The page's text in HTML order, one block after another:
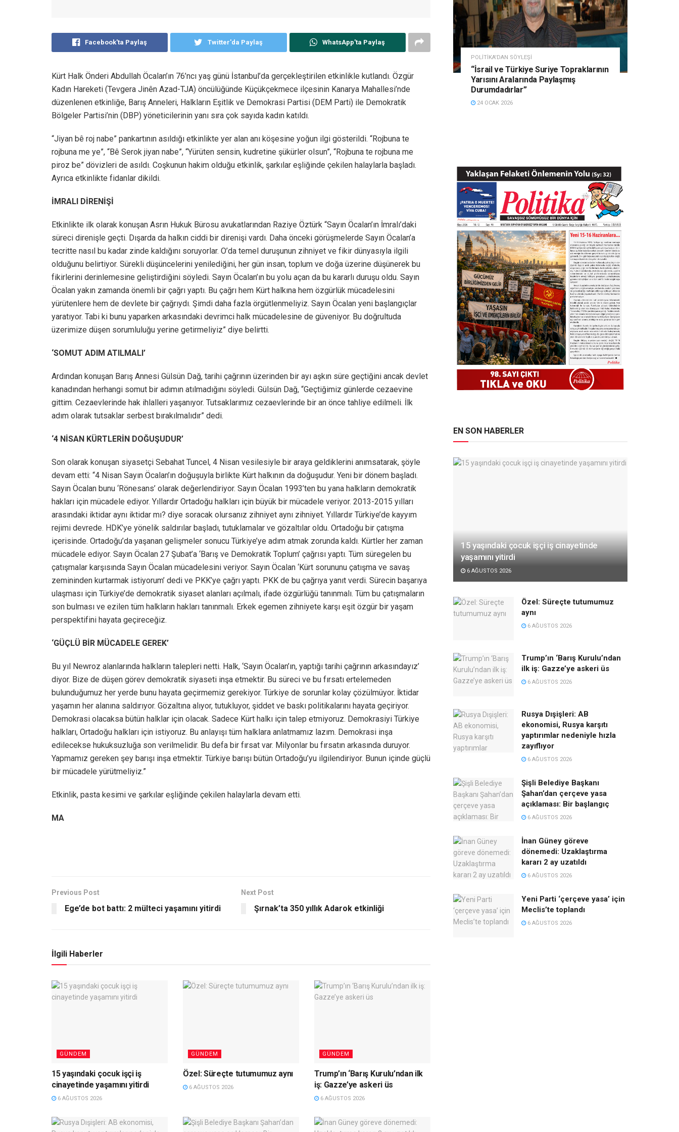
Facebook'ta Paylaş Twitter'da Paylaş WhatsApp'ta Paylaş
Kürt Halk Önderi Abdullah Öcalan’ın 76’ncı yaş günü İstanbul’da gerçekleştirilen etkinlikle kutlandı. Özgür
Kadın Hareketi (Tevgera Jinên Azad-TJA) öncülüğünde Küçükçekmece ilçesinin Kanarya Mahallesi’nde
düzenlenen etkinliğe, Barış Anneleri, Halkların Eşitlik ve Demokrasi Partisi (DEM Parti) ile Demokratik
Bölgeler Partisi’nin (DBP) yöneticilerinin yanı sıra çok sayıda kadın katıldı.
“Jiyan bê roj nabe” pankartının asıldığı etkinlikte yer alan anı köşesine yoğun ilgi gösterildi. “Rojbuna te
rojbuna me ye”, “Bê Serok jiyan nabe”, “Yürüten sensin, kudretine şükürler olsun”, “Rojbuna te rojbuna me
piroz be” dövizleri de asıldı. Coşkunun hakim olduğu etkinlik, şarkılar eşliğinde çekilen halaylarla başladı.
Ayrıca etkinlikte fidanlar dikildi.
İMRALI DİRENİŞİ
Etkinlikte ilk olarak konuşan Asrın Hukuk Bürosu avukatlarından Raziye Öztürk “Sayın Öcalan’ın İmralı’daki
süreci direnişle geçti. Dışarda da halkın ciddi bir direnişi vardı. Daha önceki görüşmelerde Sayın Öcalan’a
tecritte nasıl bu kadar zinde kaldığını soruyorlar. O’da temel duruşunun zihniyet ve fikir dünyasıyla ilgili
olduğunu belirtiyor. Sürekli düşüncelerini yenilediğini, her gün insan, toplum ve doğa üzerine düşünerek bu
fikirlerini derinlemesine geliştirdiğini söyledi. Sayın Öcalan’ın bu yolu açan da bu kararlı duruşu oldu. Sayın
Öcalan yakın zamanda önemli bir çağrı yaptı. Bu çağrı hem Kürt halkına hem özgürlük mücadelesini
yürütenlere hem de devlete bir çağrıydı. Şimdi daha fazla örgütlenmeliyiz. Sayın Öcalan yeni başlangıçlar
yaratıyor. Tabi ki bunu yaparken arkasındaki devrimci halk mücadelesine de güveniyor. Bu doğrultuda
üzerimize düşen sorumluluğu yerine getirmeliyiz” diye belirtti.
‘SOMUT ADIM ATILMALI’
Ardından konuşan Barış Annesi Gülsün Dağ, tarihi çağrının üzerinden bir ayı aşkın süre geçtiğini ancak devlet
kanadından herhangi somut bir adımın atılmadığını söyledi. Gülsün Dağ, “Geçtiğimiz günlerde cezaevine
gittim. Cezaevlerinde hak ihlalleri yaşanıyor. Tutsaklarımız cezaevlerinde bir an önce tahliye edilmeli. İlk
adım olarak tutsaklar serbest bırakılmalıdır” dedi.
‘4 NİSAN KÜRTLERİN DOĞUŞUDUR’
Son olarak konuşan siyasetçi Sebahat Tuncel, 4 Nisan vesilesiyle bir araya geldiklerini anımsatarak, şöyle
devam etti: “4 Nisan Sayın Öcalan’ın doğuşuyla birlikte Kürt halkının da doğuşudur. Yeni bir dönem başladı.
Sayın Öcalan bunu ‘Rönesans’ olarak değerlendiriyor. Sayın Öcalan 1993’ten bu yana halkların demokratik
hakları için mücadele ediyor. Yıllardır Ortadoğu halkları için büyük bir mücadele veriyor. 2013-2015 yılları
arasındaki iktidar aynı iktidar mı? diye soracak olursanız zihniyet aynı zihniyet. Yıllardır Türkiye’de kayyım
rejimi devrede. HDK’ye yönelik saldırılar başladı, tutuklamalar ve gözaltılar oldu. Ortadoğu bir çatışma
içerisinde. Ortadoğu’da yaşanan gelişmeler sonucu Türkiye’ye adım atmak zorunda kaldı. Kürtler her zaman
mücadele ediyor. Sayın Öcalan 27 Şubat’a ‘Barış ve Demokratik Toplum’ çağrısı yaptı. Tüm süregelen bu
çatışmalar karşısında Sayın Öcalan mücadelesini veriyor. Sayın Öcalan ‘Kürt sorununu çatışma ve savaş
zemininden kurtarmak istiyorum’ dedi ve PKK’ye çağrı yaptı. PKK de bu çağrıya yanıt verdi. Sürecin başarıya
ulaşması için Türkiye’de demokratik siyaset alanları açılmalı, ifade özgürlüğü tanınmalı. Tüm bu çatışmaların
son bulması ve ezilen tüm halkların hakları tanınmalı. Erkek egemen zihniyete karşı eşit özgür bir yaşam
perspektifini hayata geçireceğiz.
‘GÜÇLÜ BİR MÜCADELE GEREK’
Bu yıl Newroz alanlarında halkların talepleri netti. Halk, ‘Sayın Öcalan’ın, yaptığı tarihi çağrının arkasındayız’
diyor. Bize de düşen görev demokratik siyaseti inşa etmektir. Bu süreci ve bu fırsatı ertelemeden
bulunduğumuz her yerde bunu hayata geçirmemiz gerekiyor. Türkiye de sorunlar kolay çözülmüyor. İktidar
yaşamın her alanına saldırıyor. Gözaltına alıyor, tutukluyor, şiddet ve baskı politikalarını hayata geçiriyor.
Demokrasi olacaksa bütün halklar için olacak. Sadece Kürt halkı için talep etmiyoruz. Demokrasiyi Türkiye
halkları, Ortadoğu halkları için istiyoruz. Bu anlayışı tüm halklara anlatmamız lazım. Demokrasi inşa
edilecekse hukuksuzluğa son verilmelidir. Bu defa bir fırsat var. Milyonlar bu fırsatın arkasında duruyor.
Yapmamız gereken şey barışı inşa etmektir. Türkiye barışı bütün Ortadoğu’yu ilgilendiriyor. Bunun içinde güçlü
bir mücadele yürütmeliyiz.”
Etkinlik, pasta kesimi ve şarkılar eşliğinde çekilen halaylarla devam etti.
MA
Previous Post
Ege’de bot battı: 2 mülteci yaşamını yitirdi
Next Post
Şırnak’ta 350 yıllık Adarok etkinliği
İlgili Haberler
GÜNDEM
15 yaşındaki çocuk işçi iş
cinayetinde yaşamını yitirdi
6 AĞUSTOS 2026
GÜNDEM
Özel: Süreçte tutumumuz aynı
6 AĞUSTOS 2026
GÜNDEM
Trump’ın ‘Barış Kurulu’ndan ilk
iş: Gazze’ye askeri üs
6 AĞUSTOS 2026
POLITIKA'DAN SÖYLEŞI
“İsrail ve Türkiye Suriye Topraklarının
Yarısını Aralarında Paylaşmış
Durumdadırlar”
24 OCAK 2026
EN SON HABERLER
15 yaşındaki çocuk işçi iş cinayetinde
yaşamını yitirdi
6 AĞUSTOS 2026
Özel: Süreçte tutumumuz
aynı
6 AĞUSTOS 2026
Trump’ın ‘Barış Kurulu’ndan
ilk iş: Gazze’ye askeri üs
6 AĞUSTOS 2026
Rusya Dışişleri: AB
ekonomisi, Rusya karşıtı
yaptırımlar nedeniyle hızla
zayıflıyor
6 AĞUSTOS 2026
Şişli Belediye Başkanı
Şahan’dan çerçeve yasa
açıklaması: Bir başlangıç
6 AĞUSTOS 2026
İnan Güney göreve
dönemedi: Uzaklaştırma
kararı 2 ay uzatıldı
6 AĞUSTOS 2026
Yeni Parti ‘çerçeve yasa’ için
Meclis’te toplandı
6 AĞUSTOS 2026